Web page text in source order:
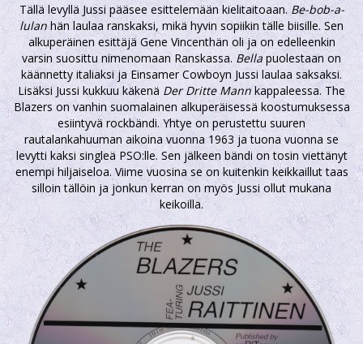
Tällä levyllä Jussi pääsee esittelemään kielitaitoaan. Be-bob-a-
lulan hän laulaa ranskaksi, mikä hyvin sopiikin tälle biisille. Sen
alkuperäinen esittäjä Gene Vincenthän oli ja on edelleenkin
varsin suosittu nimenomaan Ranskassa. Bella puolestaan on
käännetty italiaksi ja Einsamer Cowboyn Jussi laulaa saksaksi.
Lisäksi Jussi kukkuu käkenä Der Dritte Mannkappaleessa. The
Blazers on vanhin suomalainen alkuperäisessä koostumuksessa
esiintyvä rockbändi. Yhtye on perustettu suuren
rautalankahuuman aikoina vuonna 1963 ja tuona vuonna se
levytti kaksi singleä PSO:lle. Sen jälkeen bändi on tosin viettänyt
enempi hiljaiseloa. Viime vuosina se on kuitenkin keikkaillut taas
silloin tällöin ja jonkun kerran on myös Jussi ollut mukana
keikoilla.